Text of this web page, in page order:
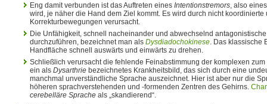
Eng damit verbunden ist das Auftreten eines Intentionstremors, also
wird, je näher die Hand dem Ziel kommt. Es wird durch nicht
Korrekturbewegungen verursacht.
Die Unfähigkeit, schnell nacheinander und abwechselnd
durchzuführen, bezeichnet man als Dysdiadochokinese. Das klassische
Handfläche schnell auswärts und einwärts zu drehen.
Schließlich verursacht die fehlende Feinabstimmung der komplexen
ein als Dysarthrie bezeichnetes Krankheitsbild, das sich durch eine
manchmal unverständliche Sprache auszeichnet. Hier ist aber nur die
höheren sprachverstehenden und -formenden Zentren des Gehirns.
cerebelläre Sprache als „skandierend“.